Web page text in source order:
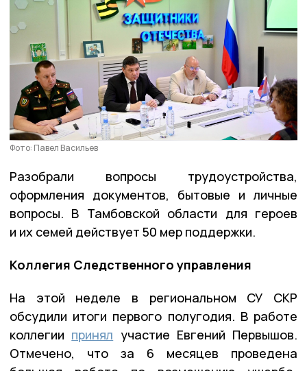
Фото: Павел Васильев
Разобрали вопросы трудоустройства,
оформления документов, бытовые и личные
вопросы. В Тамбовской области для героев
и их семей действует 50 мер поддержки.
Коллегия Следственного управления
На этой неделе в региональном СУ СКР
обсудили итоги первого полугодия. В работе
коллегии принял участие Евгений Первышов.
Отмечено, что за 6 месяцев проведена